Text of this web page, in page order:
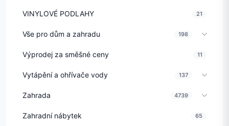
VINYLOVÉ PODLAHY 21
Vše pro dům a zahradu 198
Výprodej za směšné ceny 11
Vytápění a ohřívače vody 137
Zahrada 4739
Zahradní nábytek 65